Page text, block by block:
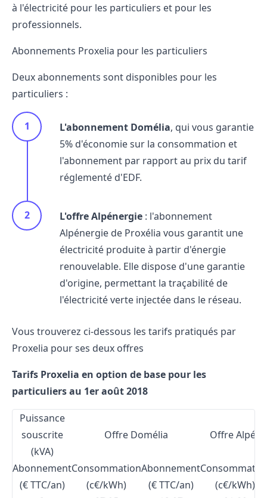
à l'électricité pour les particuliers et pour les
professionnels.
Abonnements Proxelia pour les particuliers
Deux abonnements sont disponibles pour les
particuliers :
L'abonnement Domélia, qui vous garantie
5% d'économie sur la consommation et
l'abonnement par rapport au prix du tarif
réglementé d'EDF.
L'offre Alpénergie : l'abonnement
Alpénergie de Proxélia vous garantit une
électricité produite à partir d'énergie
renouvelable. Elle dispose d'une garantie
d'origine, permettant la traçabilité de
l'électricité verte injectée dans le réseau.
Vous trouverez ci-dessous les tarifs pratiqués par
Proxelia pour ses deux offres
Tarifs Proxelia en option de base pour les
particuliers au 1er août 2018
Puissance
souscrite
(kVA)
Offre Domélia Offre
Abonnement
(€ TTC/an)
Consommation
(c€/kWh)
Abonnement
(€ TTC/an)
(c€/kWh)